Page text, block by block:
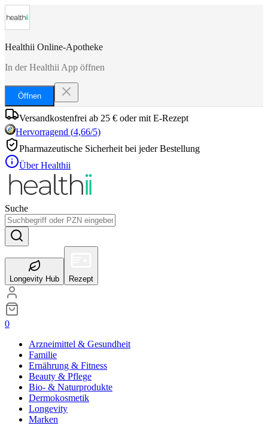
Healthii Online-Apotheke
In der Healthii App öffnen
Öffnen
Versandkostenfrei ab 25 € oder mit E-Rezept
Hervorragend (4,66/5)
Pharmazeutische Sicherheit bei jeder Bestellung
Über Healthii
Suche
Longevity Hub Rezept
0
Arzneimittel & Gesundheit
Familie
Ernährung & Fitness
Beauty & Pflege
Bio- & Naturprodukte
Dermokosmetik
Longevity
Marken